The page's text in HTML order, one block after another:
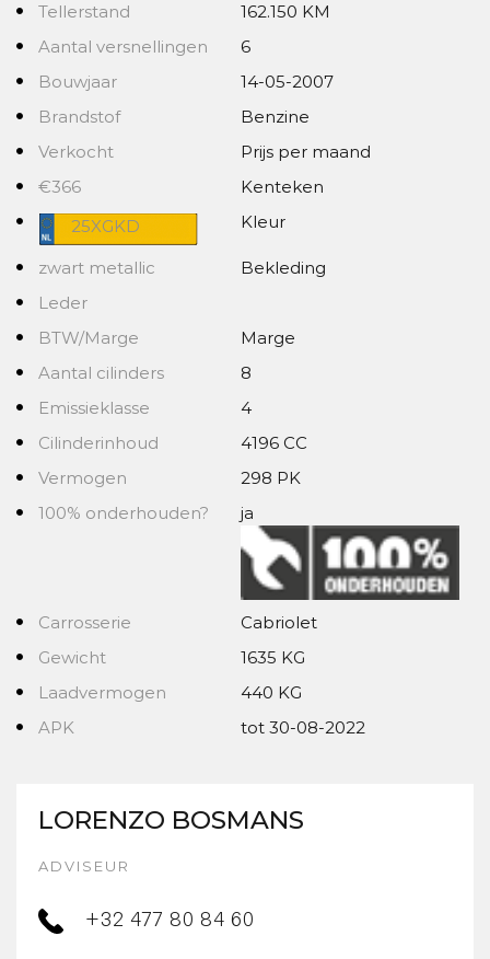
Tellerstand
162.150 KM
Aantal versnellingen
6
Bouwjaar
14-05-2007
Brandstof
Benzine
Verkocht
Prijs per maand
€366
Kenteken
25XGKD
Kleur
zwart metallic
Bekleding
Leder
BTW/Marge
Marge
Aantal cilinders
8
Emissieklasse
4
Cilinderinhoud
4196 CC
Vermogen
298 PK
100% onderhouden?
ja
Carrosserie
Cabriolet
Gewicht
1635 KG
Laadvermogen
440 KG
APK
tot 30-08-2022
LORENZO BOSMANS
ADVISEUR
+32 477 80 84 60